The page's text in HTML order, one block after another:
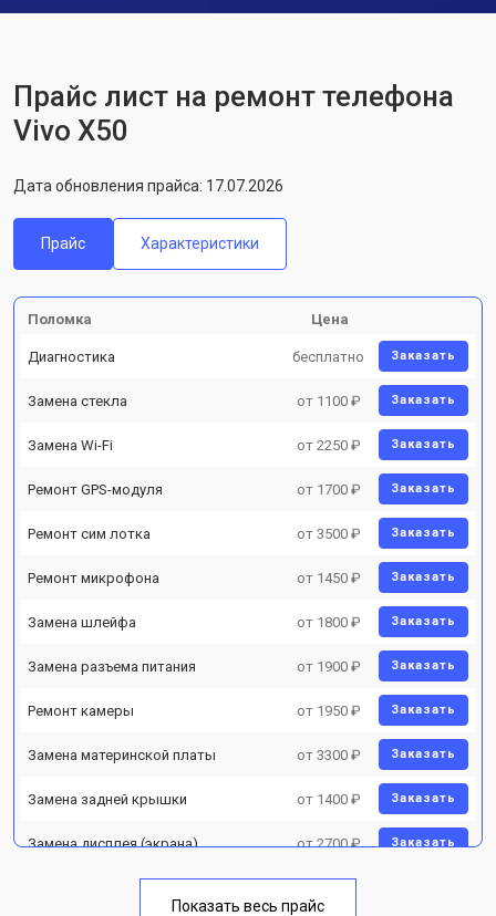
Прайс лист на ремонт телефона
Vivo X50
Дата обновления прайса: 17.07.2026
Прайс Характеристики
Поломка Цена
Диагностика бесплатно Заказать
Замена стекла от 1100 ₽ Заказать
Замена Wi-Fi от 2250 ₽ Заказать
Ремонт GPS-модуля от 1700 ₽ Заказать
Ремонт сим лотка от 3500 ₽ Заказать
Ремонт микрофона от 1450 ₽ Заказать
Замена шлейфа от 1800 ₽ Заказать
Замена разъема питания от 1900 ₽ Заказать
Ремонт камеры от 1950 ₽ Заказать
Замена материнской платы от 3300 ₽ Заказать
Замена задней крышки от 1400 ₽ Заказать
Замена дисплея (экрана) от 2700 ₽ Заказать
Показать весь прайс